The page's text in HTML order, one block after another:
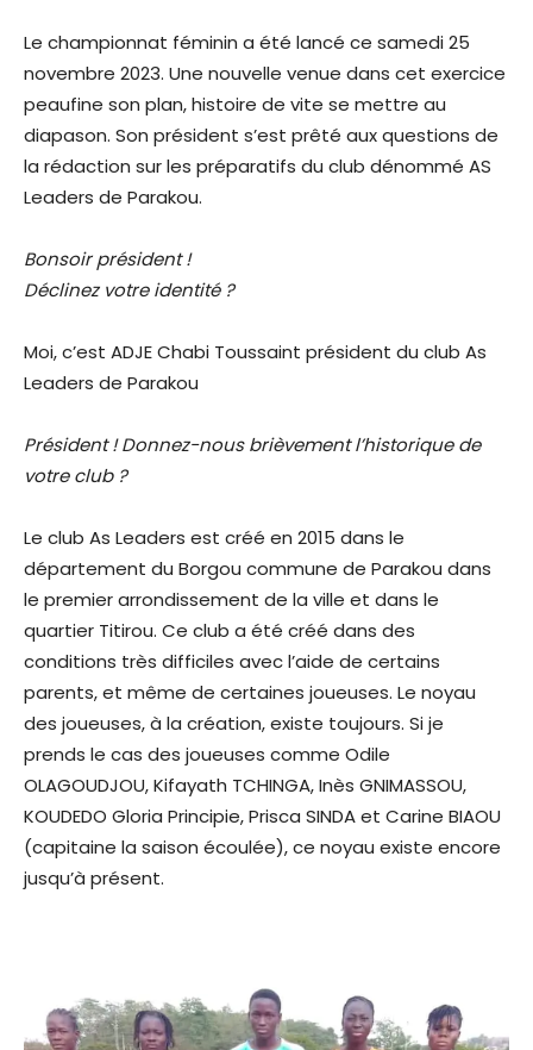
Le championnat féminin a été lancé ce samedi 25
novembre 2023. Une nouvelle venue dans cet exercice
peaufine son plan, histoire de vite se mettre au
diapason. Son président s’est prêté aux questions de
la rédaction sur les préparatifs du club dénommé AS
Leaders de Parakou.
Bonsoir président !
Déclinez votre identité ?
Moi, c’est ADJE Chabi Toussaint président du club As
Leaders de Parakou
Président ! Donnez-nous brièvement l’historique de
votre club ?
Le club As Leaders est créé en 2015 dans le
département du Borgou commune de Parakou dans
le premier arrondissement de la ville et dans le
quartier Titirou. Ce club a été créé dans des
conditions très difficiles avec l’aide de certains
parents, et même de certaines joueuses. Le noyau
des joueuses, à la création, existe toujours. Si je
prends le cas des joueuses comme Odile
OLAGOUDJOU, Kifayath TCHINGA, Inès GNIMASSOU,
KOUDEDO Gloria Principie, Prisca SINDA et Carine BIAOU
(capitaine la saison écoulée), ce noyau existe encore
jusqu’à présent.